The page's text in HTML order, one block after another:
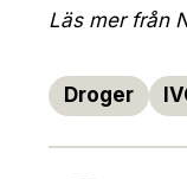
Läs mer från
Droger